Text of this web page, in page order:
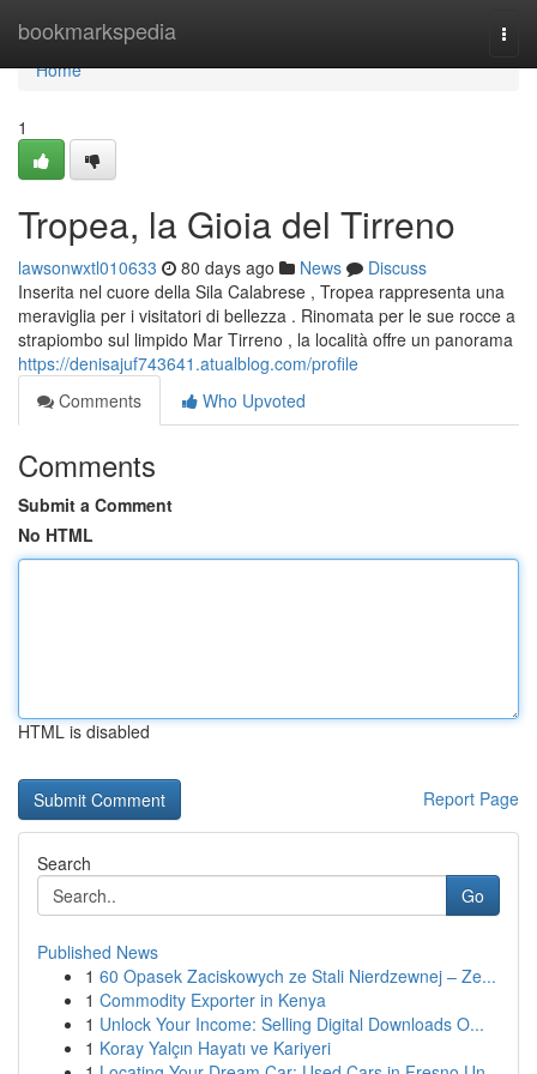
bookmarkspedia
Home
Home
1
Tropea, la Gioia del Tirreno
lawsonwxtl010633 80 days ago News
Discuss
Inserita nel cuore della Sila Calabrese , Tropea rappresenta una
meraviglia per i visitatori di bellezza . Rinomata per le sue rocce a
strapiombo sul limpido Mar Tirreno , la località offre un panorama
https://denisajuf743641.atualblog.com/profile
Comments
Who Upvoted
Comments
Submit a Comment
No HTML
HTML is disabled
Report Page
Search
Go
Published News
1 60 Opasek Zaciskowych ze Stali Nierdzewnej – Ze...
1 Commodity Exporter in Kenya
1 Unlock Your Income: Selling Digital Downloads O...
1 Koray Yalçın Hayatı ve Kariyeri